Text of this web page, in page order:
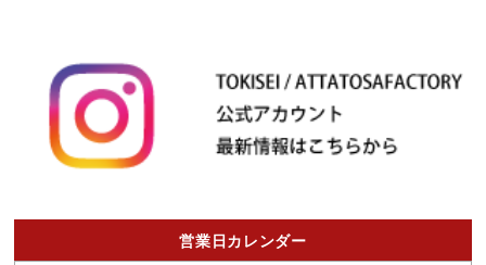
営業日カレンダー